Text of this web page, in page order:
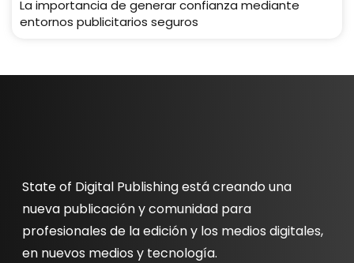
La importancia de generar confianza mediante
entornos publicitarios seguros
State of Digital Publishing está creando una
nueva publicación y comunidad para
profesionales de la edición y los medios digitales,
en nuevos medios y tecnología.